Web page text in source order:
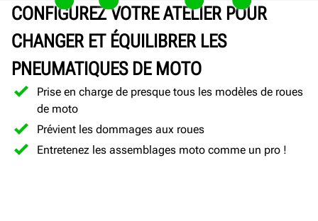
Aperçu
Documents
Obtenez un devis
CONFIGUREZ VOTRE ATELIER POUR
CHANGER ET ÉQUILIBRER LES
PNEUMATIQUES DE MOTO
Prise en charge de presque tous les modèles de roues
de moto
Prévient les dommages aux roues
Entretenez les assemblages moto comme un pro !